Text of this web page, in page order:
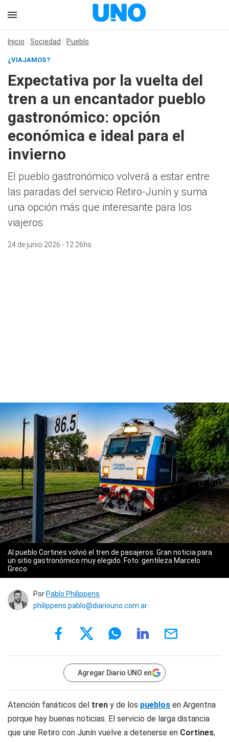
Inicio Sociedad Pueblo
¿VIAJAMOS?
Expectativa por la vuelta del
tren a un encantador pueblo
gastronómico: opción
económica e ideal para el
invierno
El pueblo gastronómico volverá a estar entre
las paradas del servicio Retiro-Junín y suma
una opción más que interesante para los
viajeros
24 de junio 2026 - 12:26hs
Al pueblo Cortines volvió el tren de pasajeros. Gran noticia para
un sitio gastronómico muy elegido. Foto: gentileza Marcelo
Greco
Por Pablo Philippens
philippens.pablo@diariouno.com.ar
Agregar Diario UNO en
Atención fanáticos del tren y de los pueblos en Argentna
porque hay buenas noticias. El servicio de larga distancia
que une Retiro con Junín vuelve a detenerse en Cortines,